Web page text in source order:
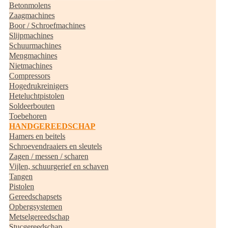
Betonmolens
Zaagmachines
Boor / Schroefmachines
Slijpmachines
Schuurmachines
Mengmachines
Nietmachines
Compressors
Hogedrukreinigers
Heteluchtpistolen
Soldeerbouten
Toebehoren
HANDGEREEDSCHAP
Hamers en beitels
Schroevendraaiers en sleutels
Zagen / messen / scharen
Vijlen, schuurgerief en schaven
Tangen
Pistolen
Gereedschapsets
Opbergsystemen
Metselgereedschap